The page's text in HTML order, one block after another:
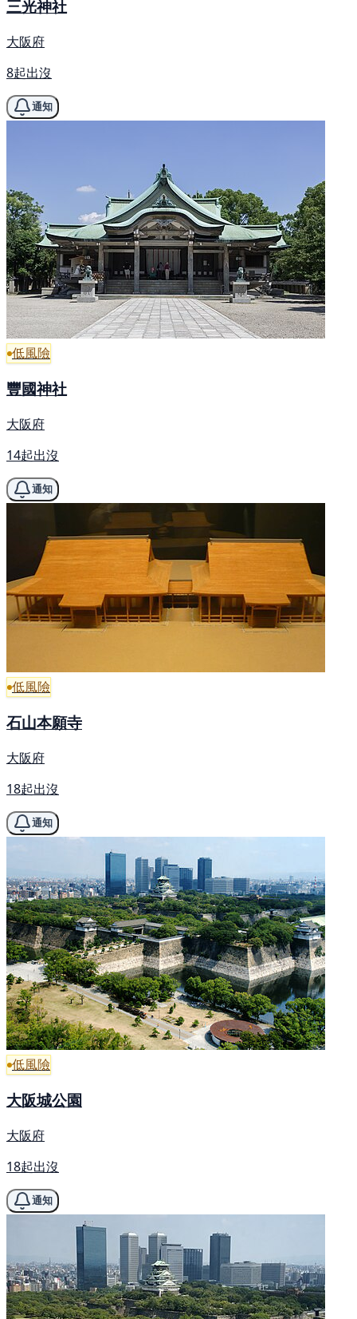
三光神社
大阪府
8起出沒
通知
低風險
豐國神社
大阪府
14起出沒
通知
低風險
石山本願寺
大阪府
18起出沒
通知
低風險
大阪城公園
大阪府
18起出沒
通知